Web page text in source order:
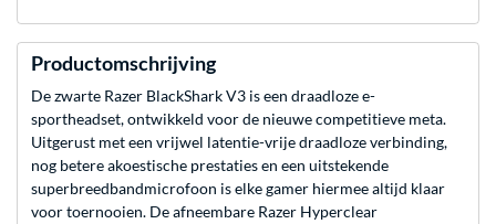
Productomschrijving
De zwarte Razer BlackShark V3 is een draadloze e-
sportheadset, ontwikkeld voor de nieuwe competitieve meta.
Uitgerust met een vrijwel latentie-vrije draadloze verbinding,
nog betere akoestische prestaties en een uitstekende
superbreedbandmicrofoon is elke gamer hiermee altijd klaar
voor toernooien. De afneembare Razer Hyperclear